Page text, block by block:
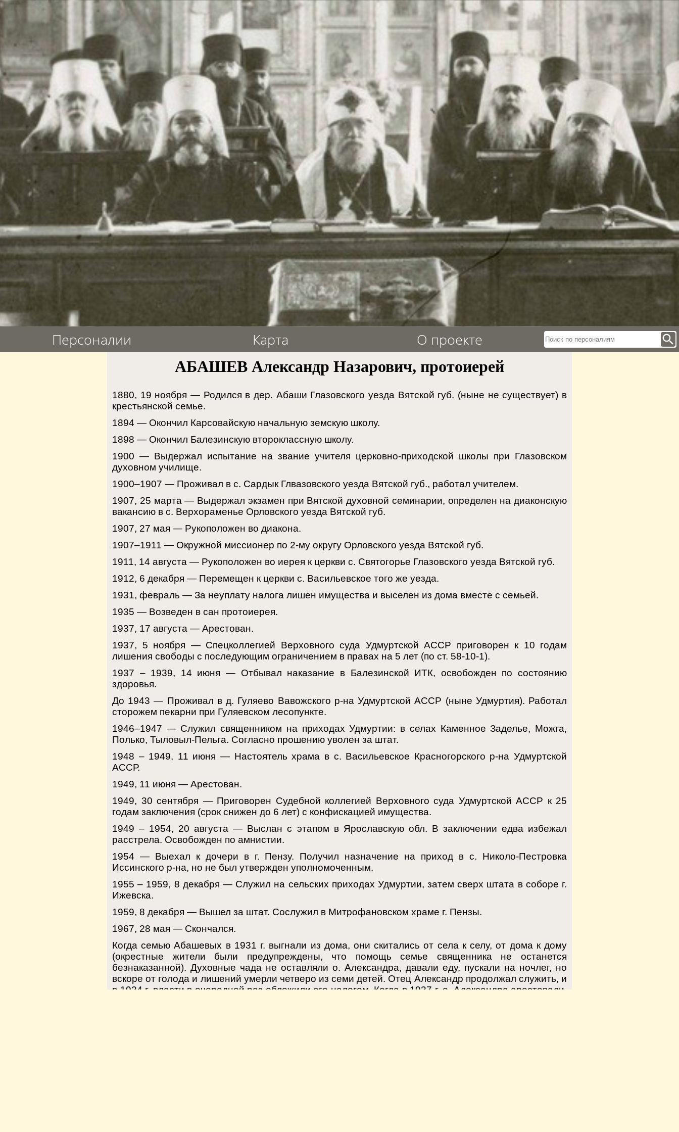
Персоналии Карта О проекте search
АБАШЕВ Александр Назарович, протоиерей
1880, 19 ноября — Родился в дер. Абаши Глазовского уезда Вятской губ. (ныне не существует) в
крестьянской семье.
1894 — Окончил Карсовайскую начальную земскую школу.
1898 — Окончил Балезинскую второклассную школу.
1900 — Выдержал испытание на звание учителя церковно-приходской школы при Глазовском
духовном училище.
1900–1907 — Проживал в с. Сардык Глвазовского уезда Вятской губ., работал учителем.
1907, 25 марта — Выдержал экзамен при Вятской духовной семинарии, определен на диаконскую
вакансию в с. Верхораменье Орловского уезда Вятской губ.
1907, 27 мая — Рукоположен во диакона.
1907–1911 — Окружной миссионер по 2-му округу Орловского уезда Вятской губ.
1911, 14 августа — Рукоположен во иерея к церкви с. Святогорье Глазовского уезда Вятской губ.
1912, 6 декабря — Перемещен к церкви с. Васильевское того же уезда.
1931, февраль — За неуплату налога лишен имущества и выселен из дома вместе с семьей.
1935 — Возведен в сан протоиерея.
1937, 17 августа — Арестован.
1937, 5 ноября — Спецколлегией Верховного суда Удмуртской АССР приговорен к 10 годам
лишения свободы с последующим ограничением в правах на 5 лет (по ст. 58-10-1).
1937 – 1939, 14 июня — Отбывал наказание в Балезинской ИТК, освобожден по состоянию
здоровья.
До 1943 — Проживал в д. Гуляево Вавожского р-на Удмуртской АССР (ныне Удмуртия). Работал
сторожем пекарни при Гуляевском лесопункте.
1946–1947 — Служил священником на приходах Удмуртии: в селах Каменное Заделье, Можга,
Полько, Тыловыл-Пельга. Согласно прошению уволен за штат.
1948 – 1949, 11 июня — Настоятель храма в с. Васильевское Красногорского р-на Удмуртской
АССР.
1949, 11 июня — Арестован.
1949, 30 сентября — Приговорен Судебной коллегией Верховного суда Удмуртской АССР к 25
годам заключения (срок снижен до 6 лет) с конфискацией имущества.
1949 – 1954, 20 августа — Выслан с этапом в Ярославскую обл. В заключении едва избежал
расстрела. Освобожден по амнистии.
1954 — Выехал к дочери в г. Пензу. Получил назначение на приход в с. Николо-Пестровка
Иссинского р-на, но не был утвержден уполномоченным.
1955 – 1959, 8 декабря — Служил на сельских приходах Удмуртии, затем сверх штата в соборе г.
Ижевска.
1959, 8 декабря — Вышел за штат. Сослужил в Митрофановском храме г. Пензы.
1967, 28 мая — Скончался.
Когда семью Абашевых в 1931 г. выгнали из дома, они скитались от села к селу, от дома к дому
(окрестные жители были предупреждены, что помощь семье священника не останется
безнаказанной). Духовные чада не оставляли о. Александра, давали еду, пускали на ночлег, но
вскоре от голода и лишений умерли четверо из семи детей. Отец Александр продолжал служить, и
в 1934 г. власти в очередной раз обложили его налогом. Когда в 1937 г. о. Александра арестовали,